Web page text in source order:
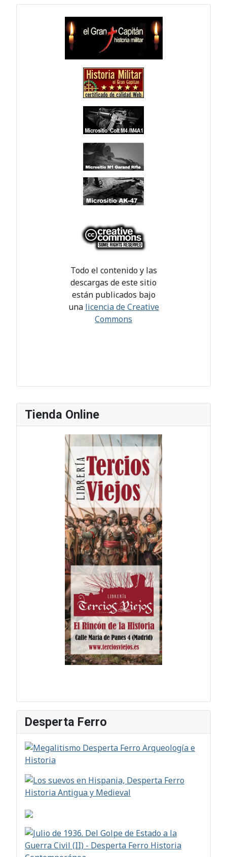
Tienda Online
Desperta Ferro
Todo el contenido y las
descargas de este sitio
están publicados bajo
una licencia de Creative
Commons